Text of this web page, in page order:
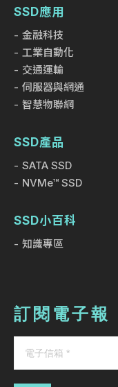
SSD應用
金融科技
工業自動化
交通運輸
伺服器與網通
智慧物聯網
SSD產品
SATA SSD
NVMe™ SSD
SSD小百科
知識專區
訂閱電子報